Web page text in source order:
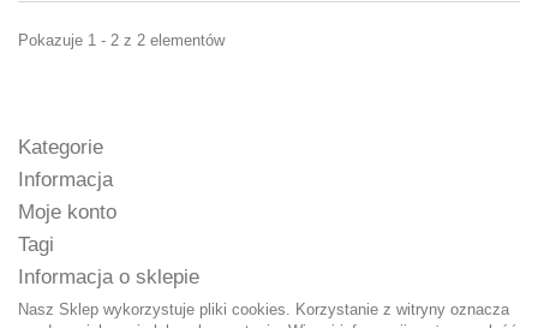
Pokazuje 1 - 2 z 2 elementów
Kategorie
Informacja
Moje konto
Tagi
Informacja o sklepie
Nasz Sklep wykorzystuje pliki cookies. Korzystanie z witryny oznacza